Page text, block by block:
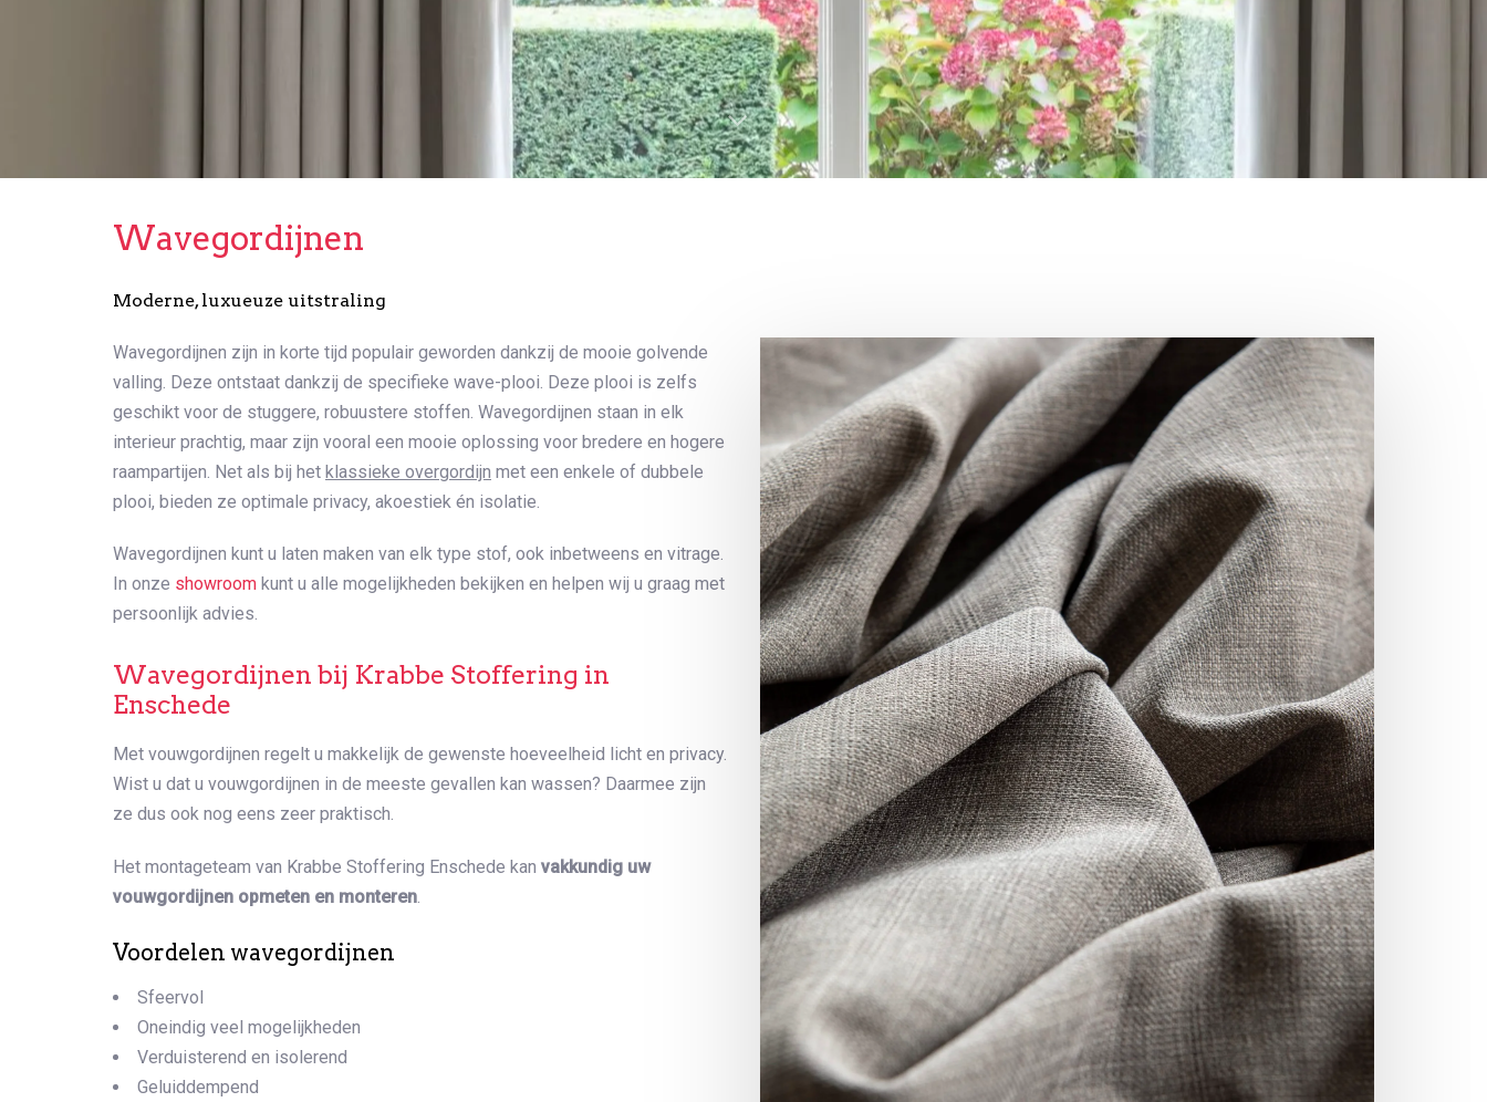
Wavegordijnen
Moderne, luxueuze uitstraling
Wavegordijnen zijn in korte tijd populair geworden dankzij de mooie golvende
valling. Deze ontstaat dankzij de specifieke wave-plooi. Deze plooi is zelfs
geschikt voor de stuggere, robuustere stoffen. Wavegordijnen staan in elk
interieur prachtig, maar zijn vooral een mooie oplossing voor bredere en hogere
raampartijen. Net als bij het klassieke overgordijn met een enkele of dubbele
plooi, bieden ze optimale privacy, akoestiek én isolatie.
Wavegordijnen kunt u laten maken van elk type stof, ook inbetweens en vitrage.
In onze showroom kunt u alle mogelijkheden bekijken en helpen wij u graag met
persoonlijk advies.
Wavegordijnen bij Krabbe Stoffering in
Enschede
Met vouwgordijnen regelt u makkelijk de gewenste hoeveelheid licht en privacy.
Wist u dat u vouwgordijnen in de meeste gevallen kan wassen? Daarmee zijn
ze dus ook nog eens zeer praktisch.
Het montageteam van Krabbe Stoffering Enschede kan vakkundig uw
vouwgordijnen opmeten en monteren.
Voordelen wavegordijnen
Sfeervol
Oneindig veel mogelijkheden
Verduisterend en isolerend
Geluiddempend